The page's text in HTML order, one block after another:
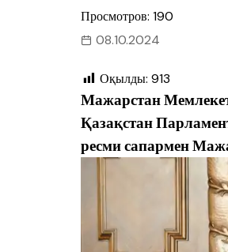
Просмотров: 190
08.10.2024
Оқылды: 913
Мажарстан
Қазақстан
ресми сапармен